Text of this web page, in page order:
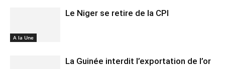
A la Une
Le Niger se retire de la CPI
La Guinée interdit l’exportation de l’or